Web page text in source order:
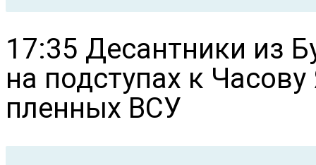
17:35 Десантники из
на подступах к
пленных ВСУ